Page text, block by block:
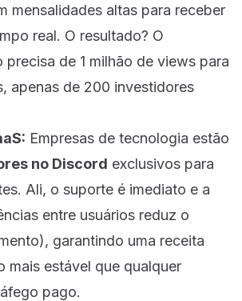
mensalidades altas para receber
real. O resultado? O
precisa de 1 milhão de views para
apenas de 200 investidores
Empresas de tecnologia estão
no Discord exclusivos para
Ali, o suporte é imediato e a
entre usuários reduz o
garantindo uma receita
mais estável que qualquer
pago.